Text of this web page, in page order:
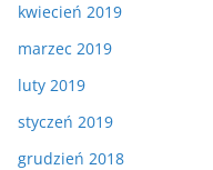
kwiecień 2019
marzec 2019
luty 2019
styczeń 2019
grudzień 2018